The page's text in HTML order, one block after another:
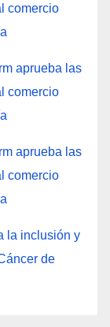
comercio
aprueba las
comercio
aprueba las
comercio
la inclusión y
de